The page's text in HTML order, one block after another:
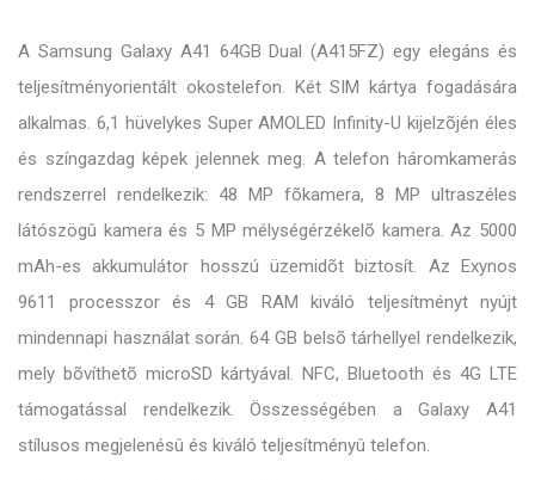
A Samsung Galaxy A41 64GB Dual (A415FZ) egy elegáns és
teljesítményorientált okostelefon. Két SIM kártya fogadására
alkalmas. 6,1 hüvelykes Super AMOLED Infinity-U kijelzõjén éles
és színgazdag képek jelennek meg. A telefon háromkamerás
rendszerrel rendelkezik: 48 MP fõkamera, 8 MP ultraszéles
látószögû kamera és 5 MP mélységérzékelõ kamera. Az 5000
mAh-es akkumulátor hosszú üzemidõt biztosít. Az Exynos
9611 processzor és 4 GB RAM kiváló teljesítményt nyújt
mindennapi használat során. 64 GB belsõ tárhellyel rendelkezik,
mely bõvíthetõ microSD kártyával. NFC, Bluetooth és 4G LTE
támogatással rendelkezik. Összességében a Galaxy A41
stílusos megjelenésû és kiváló teljesítményû telefon.